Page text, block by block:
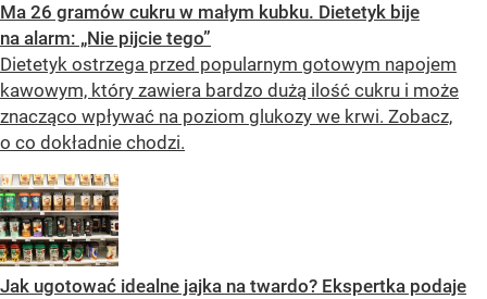
Ma 26 gramów cukru w małym kubku. Dietetyk bije
na alarm: „Nie pijcie tego”
Dietetyk ostrzega przed popularnym gotowym napojem
kawowym, który zawiera bardzo dużą ilość cukru i może
znacząco wpływać na poziom glukozy we krwi. Zobacz,
o co dokładnie chodzi.
Jak ugotować idealne jajka na twardo? Ekspertka podaje